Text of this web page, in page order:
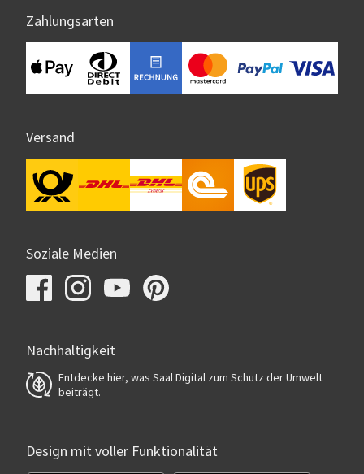
Zahlungsarten
Versand
Soziale Medien
Nachhaltigkeit
Entdecke hier, was Saal Digital zum Schutz der Umwelt
beiträgt.
Design mit voller Funktionalität